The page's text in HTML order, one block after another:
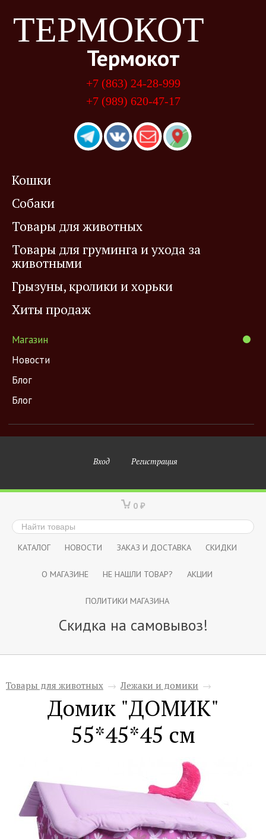
ТЕРМОКОТ
Термокот
+7 (863) 24-28-999
+7 (989) 620-47-17
Кошки
Собаки
Товары для животных
Товары для груминга и ухода за
животными
Грызуны, кролики и хорьки
Хиты продаж
Магазин
Новости
Блог
Блог
Вход Регистрация
0 ₽
КАТАЛОГ НОВОСТИ ЗАКАЗ И ДОСТАВКА СКИДКИ
О МАГАЗИНЕ НЕ НАШЛИ ТОВАР? АКЦИИ
ПОЛИТИКИ МАГАЗИНА
Скидка на самовывоз!
Товары для животных → Лежаки и домики →
Домик "ДОМИК"
55*45*45 см